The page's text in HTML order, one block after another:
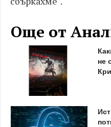
Още от
не